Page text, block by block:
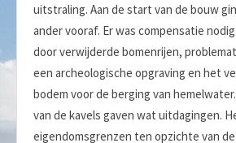
uitstraling. Aan de start van de bouw
ander vooraf. Er was compensatie
door verwijderde bomenrijen,
een archeologische opgraving en het
bodem voor de berging van
van de kavels gaven wat uitdagingen.
eigendomsgrenzen ten opzichte van